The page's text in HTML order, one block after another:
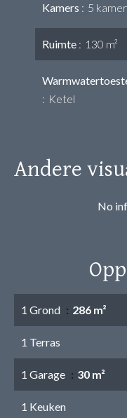
Kamers 5
Ruimte 130 m²
Ketel
Andere
No
1 Grond 286 m²
1 Terras
1 Garage 30 m²
1 Keuken